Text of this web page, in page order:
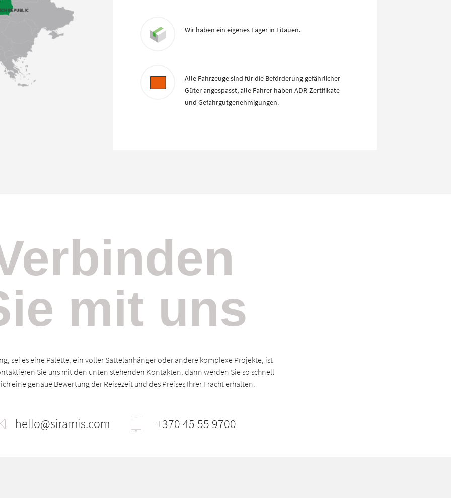
Wir haben ein eigenes Lager in Litauen.
Alle Fahrzeuge sind für die Beförderung gefährlicher
Güter angespasst, alle Fahrer haben ADR-Zertifikate
und Gefahrgutgenehmigungen.
mit uns
sei es eine Palette, ein voller Sattelanhänger oder andere komplexe Projekte, ist
Sie uns mit den unten stehenden Kontakten, dann werden Sie so schnell
eine genaue Bewertung der Reisezeit und des Preises Ihrer Fracht erhalten.
hello@siramis.com +370 45 55 9700